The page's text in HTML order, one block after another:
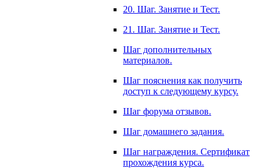
20. Шаг. Занятие и Тест.
21. Шаг. Занятие и Тест.
Шаг дополнительных
материалов.
Шаг пояснения как получить
доступ к следующему курсу.
Шаг форума отзывов.
Шаг домашнего задания.
Шаг награждения. Сертификат
прохождения курса.